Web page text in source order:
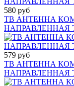
580 руб
ТВ АНТЕННА
НАПРАВЛЕННАЯ
579 руб
ТВ АНТЕННА
НАПРАВЛЕННАЯ